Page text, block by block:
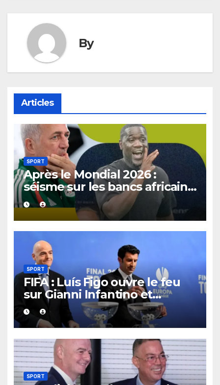
By
Articles
SPORT
Après le Mondial 2026 :
séisme sur les bancs africains,
7 sélectionneurs sur 10
quittent déjà leur poste.
SPORT
FIFA : Luís Figo ouvre le feu
sur Gianni Infantino et
réclame un nouveau patron à
la tête de l’instance
mondiale.
SPORT